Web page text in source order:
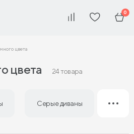
0
цвета
цвета 24 товара
Серые диваны